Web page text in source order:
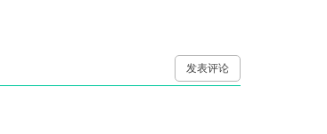
发表评论